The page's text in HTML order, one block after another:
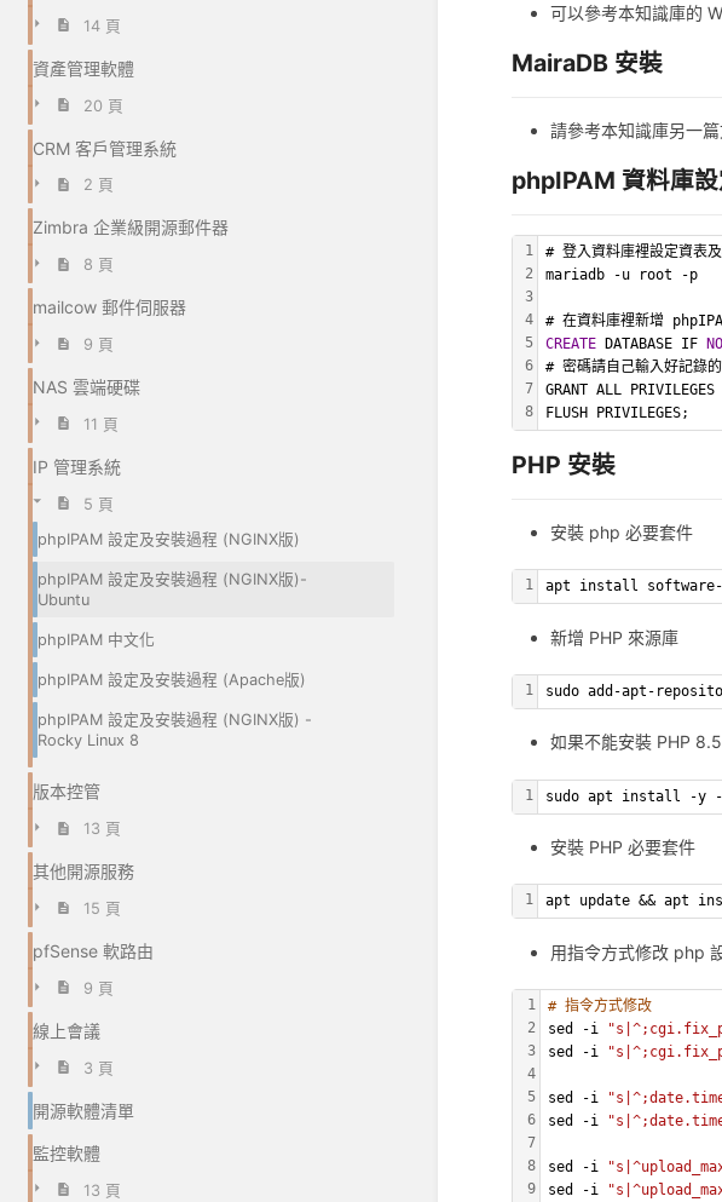
14 頁
資產管理軟體
20 頁
CRM 客戶管理系統
2 頁
Zimbra 企業級開源郵件器
8 頁
mailcow 郵件伺服器
9 頁
NAS 雲端硬碟
11 頁
IP 管理系統
5 頁
phpIPAM 設定及安裝過程 (NGINX版)
phpIPAM 設定及安裝過程 (NGINX版)-
Ubuntu
phpIPAM 中文化
phpIPAM 設定及安裝過程 (Apache版)
phpIPAM 設定及安裝過程 (NGINX版) -
Rocky Linux 8
版本控管
13 頁
其他開源服務
15 頁
pfSense 軟路由
9 頁
線上會議
3 頁
開源軟體清單
監控軟體
13 頁
可以參考本知識庫的
MairaDB 安裝
請參考本知識庫另一
phpIPAM 資料庫
1
2
3
4
5
6
7
8
# 登入資料庫裡設定資表
mariadb -u root -p
# 在資料庫裡新增
CREATE DATABASE IF
# 密碼請自己輸入好記錄
GRANT ALL
FLUSH PRIVILEGES;
PHP 安裝
安裝 php 必要套件
1 apt install software-
新增 PHP 來源庫
1 sudo add-apt-
如果不能安裝 PHP
1 sudo apt install -y --
安裝 PHP 必要套件
1 apt update && apt
用指令方式修改 php
1
2
3
4
5
6
7
8
9
# 指令方式修改
sed -i
sed -i
sed -i
sed -i
sed -i
sed -i